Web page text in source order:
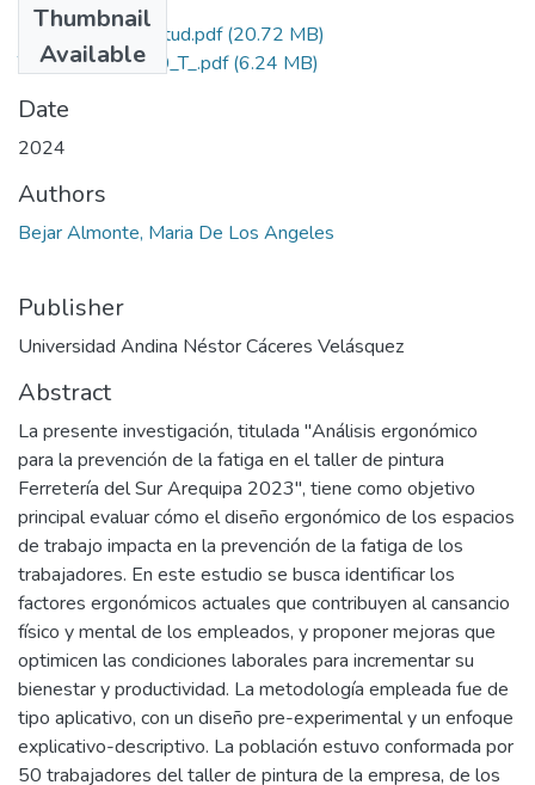
Thumbnail
Available
Grado de Similitud.pdf(20.72 MB)
T036_71505600_T_.pdf(6.24 MB)
Date
2024
Authors
Bejar Almonte, Maria De Los Angeles
Publisher
Universidad Andina Néstor Cáceres Velásquez
Abstract
La presente investigación, titulada "Análisis ergonómico
para la prevención de la fatiga en el taller de pintura
Ferretería del Sur Arequipa 2023", tiene como objetivo
principal evaluar cómo el diseño ergonómico de los espacios
de trabajo impacta en la prevención de la fatiga de los
trabajadores. En este estudio se busca identificar los
factores ergonómicos actuales que contribuyen al cansancio
físico y mental de los empleados, y proponer mejoras que
optimicen las condiciones laborales para incrementar su
bienestar y productividad. La metodología empleada fue de
tipo aplicativo, con un diseño pre-experimental y un enfoque
explicativo-descriptivo. La población estuvo conformada por
50 trabajadores del taller de pintura de la empresa, de los